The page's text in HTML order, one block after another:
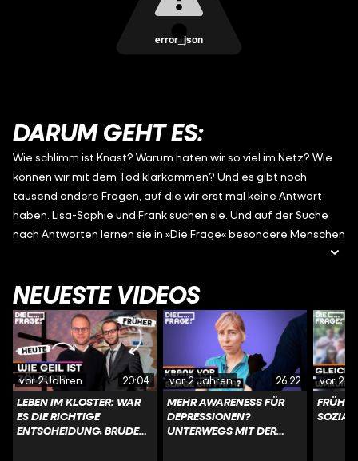
error_json
DARUM GEHT ES:
Wie schlimm ist Knast? Warum haten wir so viel im Netz? Wie
können wir mit dem Tod klarkommen? Und es gibt noch
tausend andere Fragen, auf die wir erst mal keine Antwort
haben. Lisa-Sophie und Frank suchen sie. Und auf der Suche
nach Antworten lernen sie in »Die Frage« besondere Menschen
bei den Menschen, die direkt betroffen sind, weil sie keine
oberflächlichen Standard-Antworten mögen.
NEUESTE VIDEOS
20:04
vor 2 Jahren
LEBEN IM KLOSTER: WAR
ES DIE RICHTIGE
ENTSCHEIDUNG, BRUDER
26:22
vor 2 Jahren
MEHR AWARENESS FÜR
DEPRESSIONEN?
UNTERWEGS MIT DER
vor 2